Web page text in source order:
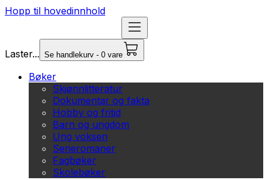
Hopp til hovedinnhold
Laster... Se handlekurv - 0 vare
Bøker
Skjønnlitteratur
Dokumentar og fakta
Hobby og fritid
Barn og ungdom
Ung voksen
Serieromaner
Fagbøker
Skolebøker